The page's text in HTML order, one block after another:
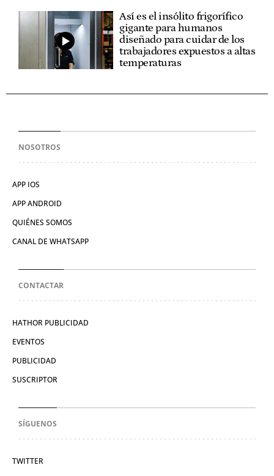
Así es el insólito frigorífico
gigante para humanos
diseñado para cuidar de los
trabajadores expuestos a altas
temperaturas
NOSOTROS
APP IOS
APP ANDROID
QUIÉNES SOMOS
CANAL DE WHATSAPP
CONTACTAR
HATHOR PUBLICIDAD
EVENTOS
PUBLICIDAD
SUSCRIPTOR
SÍGUENOS
TWITTER